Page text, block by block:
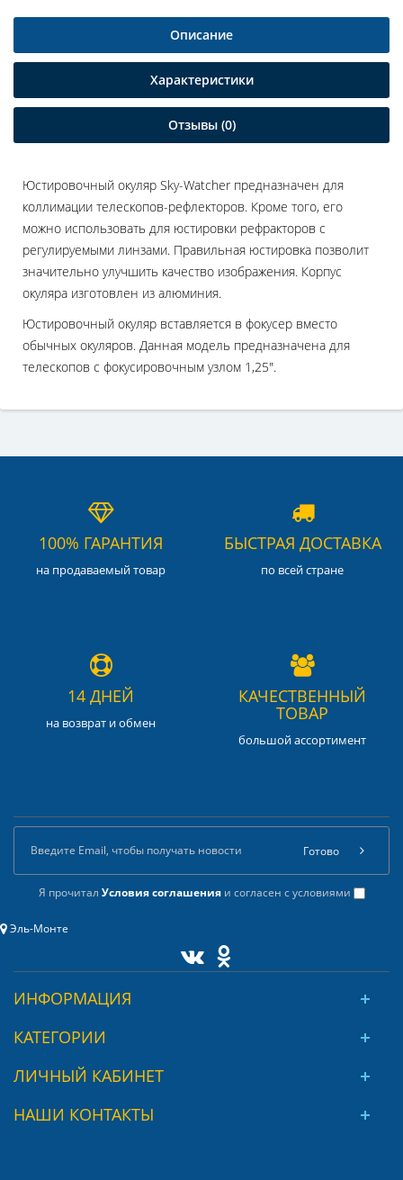
Описание
Характеристики
Отзывы (0)
Юстировочный окуляр Sky-Watcher предназначен для
коллимации телескопов-рефлекторов. Кроме того, его
можно использовать для юстировки рефракторов с
регулируемыми линзами. Правильная юстировка позволит
значительно улучшить качество изображения. Корпус
окуляра изготовлен из алюминия.
Юстировочный окуляр вставляется в фокусер вместо
обычных окуляров. Данная модель предназначена для
телескопов с фокусировочным узлом 1,25".
100% ГАРАНТИЯ
на продаваемый товар
БЫСТРАЯ ДОСТАВКА
по всей стране
14 ДНЕЙ
на возврат и обмен
КАЧЕСТВЕННЫЙ
ТОВАР
большой ассортимент
Я прочитал Условия соглашенияи согласен с условиями
Готово
Эль-Монте
ИНФОРМАЦИЯ
КАТЕГОРИИ
ЛИЧНЫЙ КАБИНЕТ
НАШИ КОНТАКТЫ